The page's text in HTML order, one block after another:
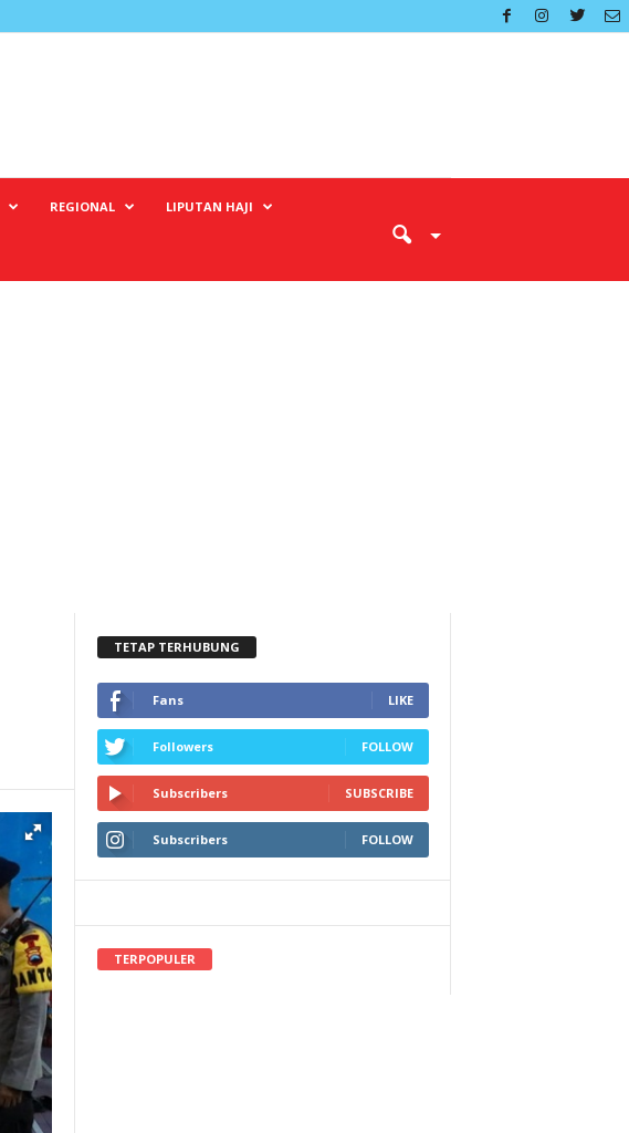
REGIONAL LIPUTAN HAJI
TETAP TERHUBUNG
Fans LIKE
Followers FOLLOW
Subscribers SUBSCRIBE
Subscribers FOLLOW